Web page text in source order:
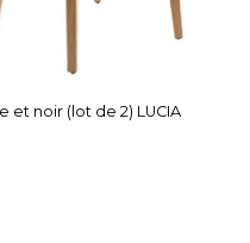
et noir (lot de 2) LUCIA